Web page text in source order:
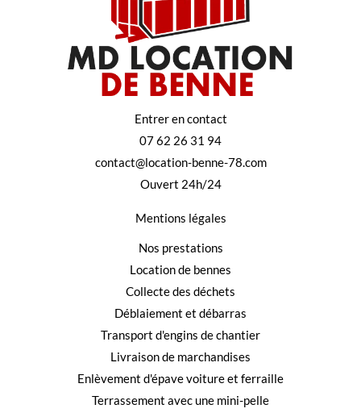
Entrer en contact
07 62 26 31 94
contact@location-benne-78.com
Ouvert 24h/24
Mentions légales
Nos prestations
Location de bennes
Collecte des déchets
Déblaiement et débarras
Transport d'engins de chantier
Livraison de marchandises
Enlèvement d'épave voiture et ferraille
Terrassement avec une mini-pelle